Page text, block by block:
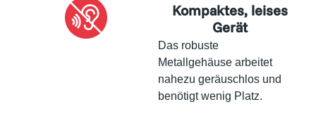
Kompaktes, leises
Gerät
Das robuste
Metallgehäuse arbeitet
nahezu geräuschlos und
benötigt wenig Platz.